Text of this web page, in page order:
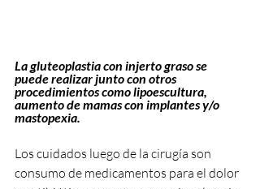
La gluteoplastia con injerto graso se
puede realizar junto con otros
procedimientos como lipoescultura,
aumento de mamas con implantes y/o
mastopexia.
Los cuidados luego de la cirugía son
consumo de medicamentos para el dolor